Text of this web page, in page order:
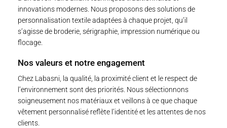
innovations modernes. Nous proposons des solutions de
personnalisation textile adaptées à chaque projet, qu’il
s’agisse de broderie, sérigraphie, impression numérique ou
flocage.
Nos valeurs et notre engagement
Chez Labasni, la qualité, la proximité client et le respect de
l’environnement sont des priorités. Nous sélectionnons
soigneusement nos matériaux et veillons à ce que chaque
vêtement personnalisé reflète l’identité et les attentes de nos
clients.